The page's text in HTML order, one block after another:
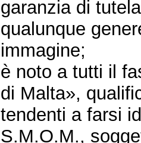
garanzia di
qualunque
immagine;
è noto a tutti il
di Malta»,
tendenti a farsi
S.M.O.M.,